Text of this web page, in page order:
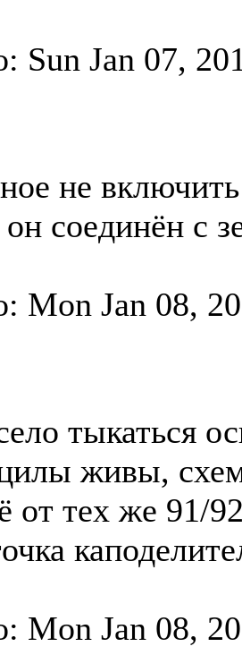
Sun Jan 07,
не
он соединён с
Mon Jan 08,
тыкаться
живы,
от тех же 91/
Mon Jan 08,